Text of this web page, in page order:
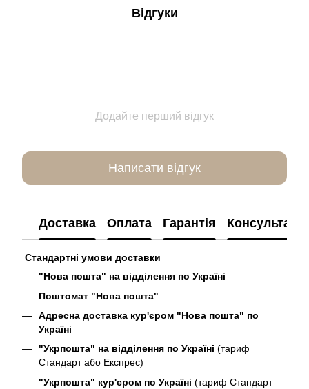
Відгуки
Додайте перший відгук
Написати відгук
Доставка Оплата Гарантія Консультація
Стандартні умови доставки
"Нова пошта" на відділення по Україні
Поштомат "Нова пошта"
Адресна доставка кур'єром "Нова пошта" по
Україні
"Укрпошта" на відділення по Україні (тариф
Стандарт або Експрес)
"Укрпошта" кур'єром по Україні (тариф Стандарт